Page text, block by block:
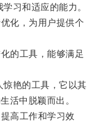
习和适应的能力。
化，为用户提供个
的工具，能够满足
艳的工具，它以其
活中脱颖而出。
高工作和学习效